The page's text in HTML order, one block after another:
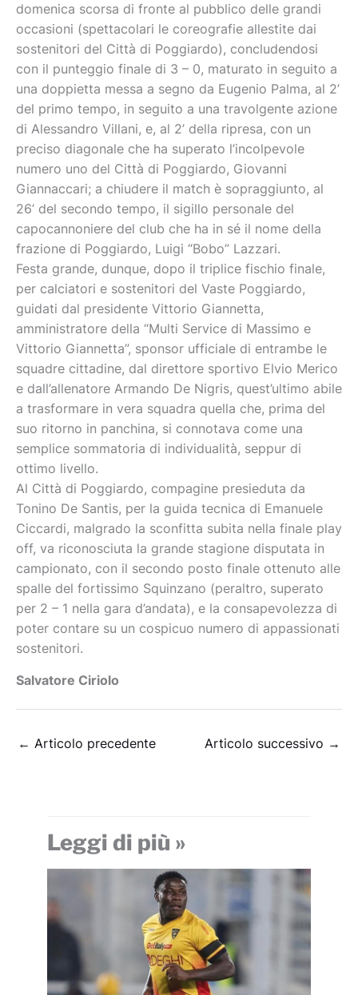
domenica scorsa di fronte al pubblico delle grandi
occasioni (spettacolari le coreografie allestite dai
sostenitori del Città di Poggiardo), concludendosi
con il punteggio finale di 3 – 0, maturato in seguito a
una doppietta messa a segno da Eugenio Palma, al 2’
del primo tempo, in seguito a una travolgente azione
di Alessandro Villani, e, al 2’ della ripresa, con un
preciso diagonale che ha superato l’incolpevole
numero uno del Città di Poggiardo, Giovanni
Giannaccari; a chiudere il match è sopraggiunto, al
26’ del secondo tempo, il sigillo personale del
capocannoniere del club che ha in sé il nome della
frazione di Poggiardo, Luigi “Bobo” Lazzari.
Festa grande, dunque, dopo il triplice fischio finale,
per calciatori e sostenitori del Vaste Poggiardo,
guidati dal presidente Vittorio Giannetta,
amministratore della “Multi Service di Massimo e
Vittorio Giannetta”, sponsor ufficiale di entrambe le
squadre cittadine, dal direttore sportivo Elvio Merico
e dall’allenatore Armando De Nigris, quest’ultimo abile
a trasformare in vera squadra quella che, prima del
suo ritorno in panchina, si connotava come una
semplice sommatoria di individualità, seppur di
ottimo livello.
Al Città di Poggiardo, compagine presieduta da
Tonino De Santis, per la guida tecnica di Emanuele
Ciccardi, malgrado la sconfitta subita nella finale play
off, va riconosciuta la grande stagione disputata in
campionato, con il secondo posto finale ottenuto alle
spalle del fortissimo Squinzano (peraltro, superato
per 2 – 1 nella gara d’andata), e la consapevolezza di
poter contare su un cospicuo numero di appassionati
sostenitori.
Salvatore Ciriolo
← Articolo precedente Articolo successivo →
Leggi di più »